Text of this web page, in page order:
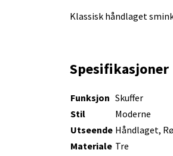
Klassisk håndlaget
Spesifikasjoner
Funksjon Skuffer
Stil
Moderne
Utseende Håndlaget,
Materiale Tre